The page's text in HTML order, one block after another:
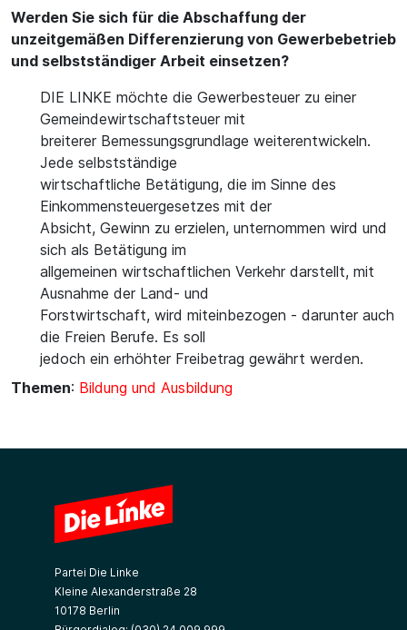
Werden Sie sich für die Abschaffung der
unzeitgemäßen Differenzierung von Gewerbebetrieb
und selbstständiger Arbeit einsetzen?
DIE LINKE möchte die Gewerbesteuer zu einer
Gemeindewirtschaftsteuer mit
breiterer Bemessungsgrundlage weiterentwickeln.
Jede selbstständige
wirtschaftliche Betätigung, die im Sinne des
Einkommensteuergesetzes mit der
Absicht, Gewinn zu erzielen, unternommen wird und
sich als Betätigung im
allgemeinen wirtschaftlichen Verkehr darstellt, mit
Ausnahme der Land- und
Forstwirtschaft, wird miteinbezogen - darunter auch
die Freien Berufe. Es soll
jedoch ein erhöhter Freibetrag gewährt werden.
Themen: Bildung und Ausbildung
Partei Die Linke
Kleine Alexanderstraße 28
10178 Berlin